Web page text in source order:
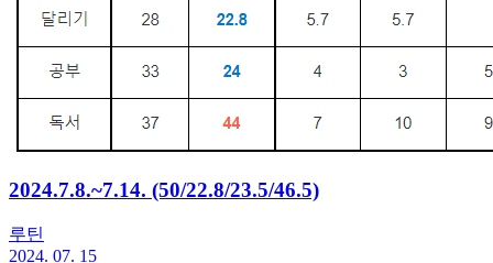
2024.7.8.~7.14. (50/22.8/23.5/46.5)
루틴
2024. 07. 15